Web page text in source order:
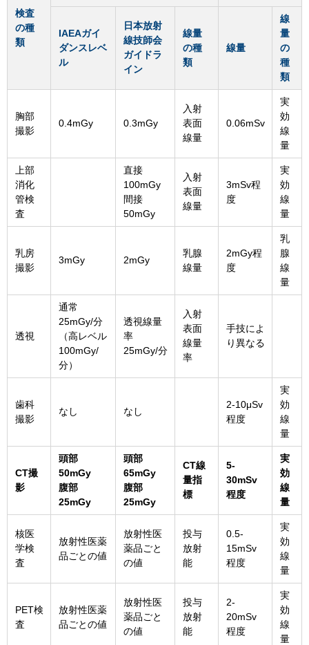
検査
の種
類
IAEAガイ
ダンスレベ
ル
日本放射
線技師会
ガイドラ
イン
線量
の種
類
線量
線
量
の
種
類
胸部
撮影
0.4mGy 0.3mGy
入射
表面
線量
0.06mSv
実
効
線
量
上部
消化
管検
査
直接
100mGy
間接
50mGy
入射
表面
線量
3mSv程
度
実
効
線
量
乳房
撮影
3mGy 2mGy
乳腺
線量
2mGy程
度
乳
腺
線
量
透視
通常
25mGy/分
（高レベル
100mGy/
分）
透視線量
率
25mGy/分
入射
表面
線量
率
手技によ
り異なる
歯科
撮影
なし なし
2-10μSv
程度
実
効
線
量
CT撮
影
頭部
50mGy
腹部
25mGy
頭部
65mGy
腹部
25mGy
CT線
量指
標
5-
30mSv
程度
実
効
線
量
核医
学検
査
放射性医薬
品ごとの値
放射性医
薬品ごと
の値
投与
放射
能
0.5-
15mSv
程度
実
効
線
量
PET検
査
放射性医薬
品ごとの値
放射性医
薬品ごと
の値
投与
放射
能
2-
20mSv
程度
実
効
線
量